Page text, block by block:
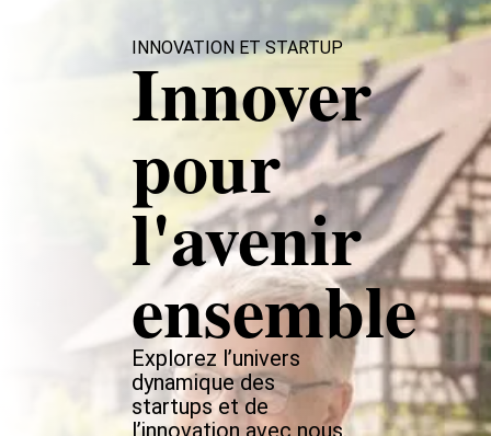
INNOVATION ET STARTUP
Innover
pour
l'avenir
ensemble
Explorez l’univers
dynamique des
startups et de
l’innovation avec nous.